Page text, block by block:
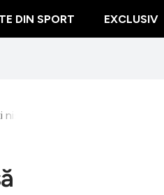
DIN SPORT EXCLUSIV
animale. Nu o să fiu